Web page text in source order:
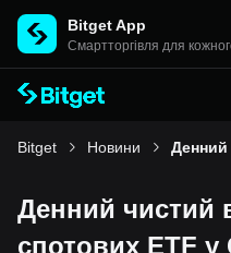
Bitget App
Cмартторгівля для
Bitget Новини
Денний чистий
спотових ETF